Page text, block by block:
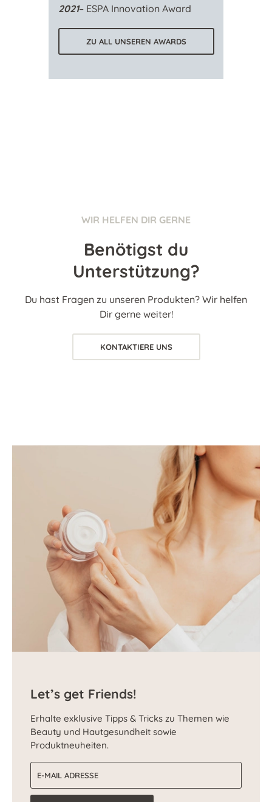
2021– ESPA Innovation Award
ZU ALL UNSEREN AWARDS
WIR HELFEN DIR GERNE
Benötigst du
Unterstützung?
Du hast Fragen zu unseren Produkten? Wir helfen
Dir gerne weiter!
KONTAKTIERE UNS
Let’s get Friends!
Erhalte exklusive Tipps & Tricks zu Themen wie
Beauty und Hautgesundheit sowie
Produktneuheiten.